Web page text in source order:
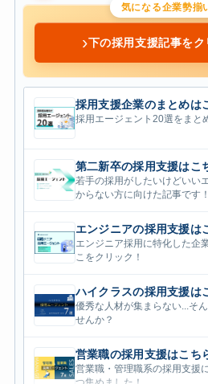
気になる企業勢揃
›下の採用支援記事をク
採用支援企業のまとめは
採用エージェント20選をまと
第二新卒の採用支援はこ
若手の採用がしたいけどいい
からない方に向けた記事です！
エンジニアの採用支援は
エンジニア採用に特化した企
こをクリック！
ハイクラスの採用支援は
優秀な人材が集まらない...そ
せんか？
営業職の採用支援はこち
営業職・管理職系の採用支援